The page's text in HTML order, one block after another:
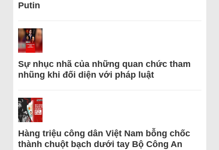
Putin
Sự nhục nhã của những quan chức tham
nhũng khi đối diện với pháp luật
Hàng triệu công dân Việt Nam bỗng chốc
thành chuột bạch dưới tay Bộ Công An